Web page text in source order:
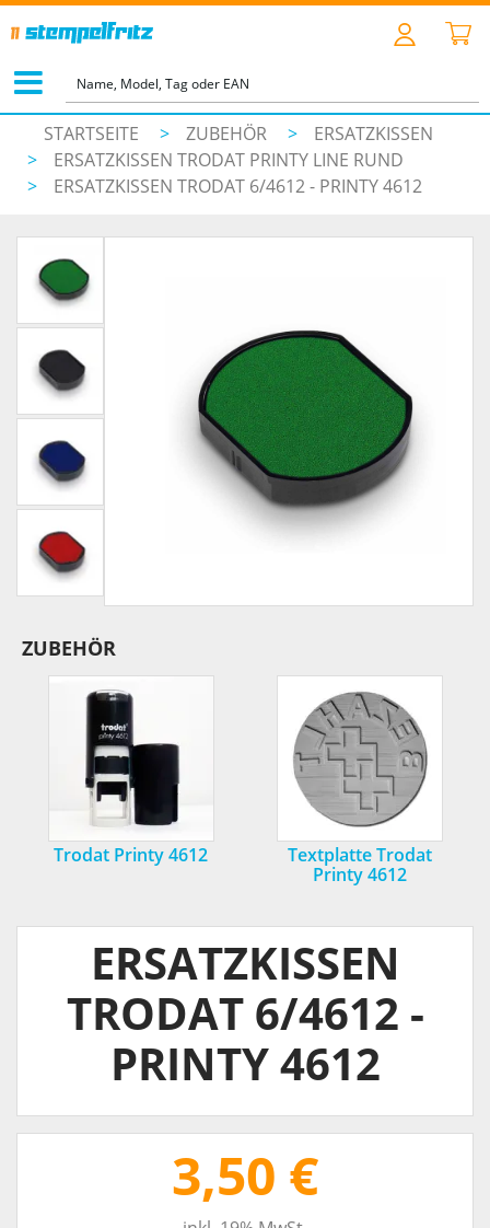
STARTSEITE > ZUBEHÖR >
ERSATZKISSEN
>
ERSATZKISSEN TRODAT PRINTY LINE RUND
>
ERSATZKISSEN TRODAT 6/4612 - PRINTY 4612
ZUBEHÖR
Trodat Printy 4612
Textplatte Trodat
Printy 4612
ERSATZKISSEN
TRODAT 6/4612 -
PRINTY 4612
3,50 €